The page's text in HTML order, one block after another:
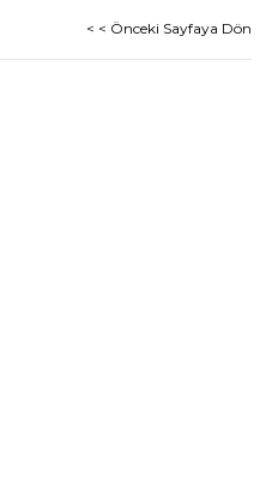
< < Önceki Sayfaya Dön